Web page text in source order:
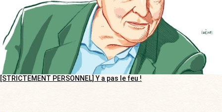
[STRICTEMENT PERSONNEL] Y a pas le feu !